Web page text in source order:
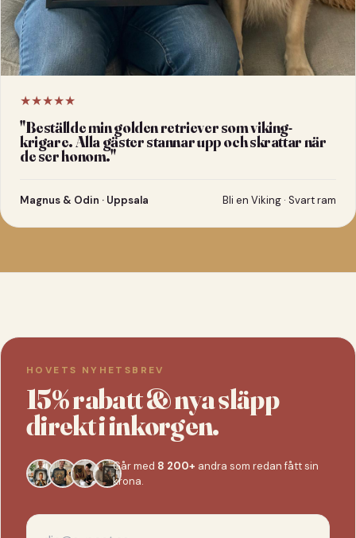
★★★★★
"Beställde min golden retriever som viking-
krigare. Alla gäster stannar upp och skrattar när
de ser honom."
Magnus & Odin · Uppsala Bli en Viking · Svart ram
HOVETS NYHETSBREV
15% rabatt & nya släpp
direkt i inkorgen.
Går med 8 200+ andra som redan fått sin
krona.